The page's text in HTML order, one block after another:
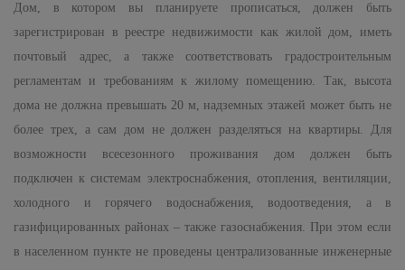
Дом, в котором вы планируете прописаться, должен быть
зарегистрирован в реестре недвижимости как жилой дом, иметь
почтовый адрес, а также соответствовать градостроительным
регламентам и требованиям к жилому помещению. Так, высота
дома не должна превышать 20 м, надземных этажей может быть не
более трех, а сам дом не должен разделяться на квартиры. Для
возможности всесезонного проживания дом должен быть
подключен к системам электроснабжения, отопления, вентиляции,
холодного и горячего водоснабжения, водоотведения, а в
газифицированных районах – также газоснабжения. При этом если
в населенном пункте не проведены централизованные инженерные